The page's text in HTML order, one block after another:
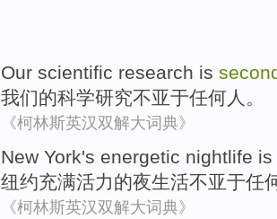
Our scientific research is
我们的科学研究不亚于任何人。
《柯林斯英汉双解大词典》
New York's energetic nightlife is
纽约充满活力的夜生活不亚于任
《柯林斯英汉双解大词典》